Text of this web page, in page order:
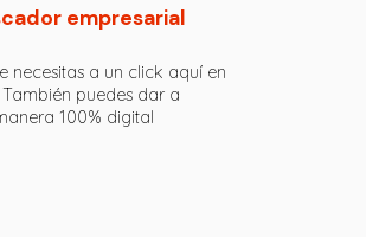
empresarial
necesitas a un click aquí en
puedes dar a
100% digital